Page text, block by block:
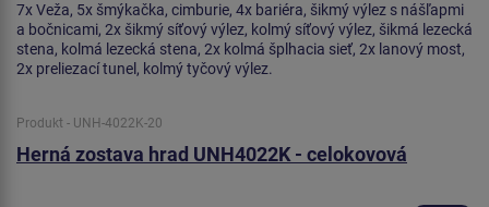
7x Veža, 5x šmýkačka, cimburie, 4x bariéra, šikmý výlez s nášľapmi
a bočnicami, 2x šikmý síťový výlez, kolmý síťový výlez, šikmá lezecká
stena, kolmá lezecká stena, 2x kolmá šplhacia sieť, 2x lanový most,
2x preliezací tunel, kolmý tyčový výlez.
Produkt - UNH-4022K-20
Herná zostava hrad UNH4022K - celokovová